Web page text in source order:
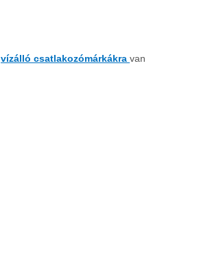
vízálló csatlakozómárkákra van